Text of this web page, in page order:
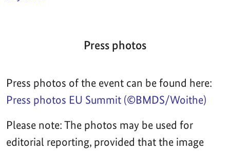
Press photos
Press photos of the event can be found here:
Press photos EU Summit (©BMDS/Woithe)
Please note: The photos may be used for
editorial reporting, provided that the image